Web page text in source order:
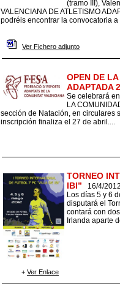
(tramo III),
VALENCIANA DE ATLETISMO
podréis encontrar la convocatoria a
Ver Fichero adjunto
OPEN DE
ADAPTADA
Se celebrará
LA
sección de Natación, en circulares
inscripción finaliza el 27 de abril....
TORNEO
IBI”
16/4/
Los días 5 y 6
disputará el
contará con
Irlanda aparte
+ Ver Enlace